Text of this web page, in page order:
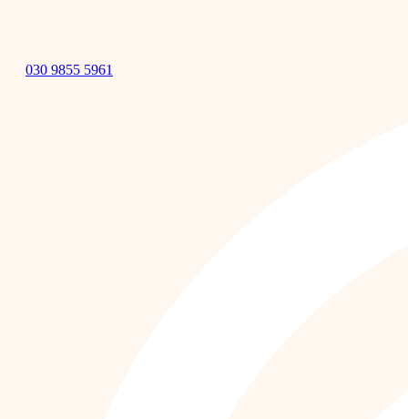
030 9855 5961